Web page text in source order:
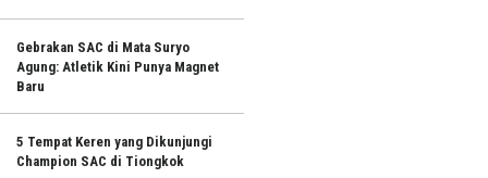
Gebrakan SAC di Mata Suryo
Agung: Atletik Kini Punya Magnet
Baru
5 Tempat Keren yang Dikunjungi
Champion SAC di Tiongkok